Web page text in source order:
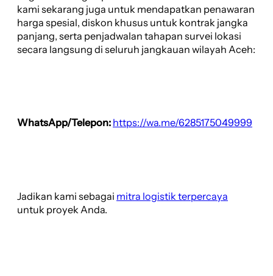
kami sekarang juga untuk mendapatkan penawaran
harga spesial, diskon khusus untuk kontrak jangka
panjang, serta penjadwalan tahapan survei lokasi
secara langsung di seluruh jangkauan wilayah Aceh:
WhatsApp/Telepon: https://wa.me/6285175049999
Jadikan kami sebagai mitra logistik terpercaya
untuk proyek Anda.